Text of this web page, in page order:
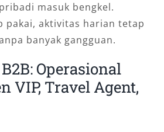
masuk bengkel.
pakai, aktivitas harian tetap
banyak gangguan.
Operasional
VIP, Travel Agent,